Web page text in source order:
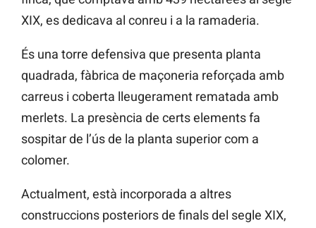
XIX, es dedicava al conreu i a la ramaderia.
És una torre defensiva que presenta planta
quadrada, fàbrica de maçoneria reforçada amb
carreus i coberta lleugerament rematada amb
merlets. La presència de certs elements fa
sospitar de l’ús de la planta superior com a
colomer.
Actualment, està incorporada a altres
construccions posteriors de finals del segle XIX,